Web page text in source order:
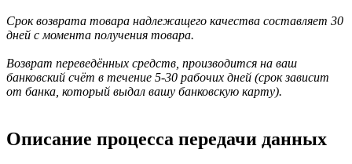
Срок возврата товара надлежащего качества составляет 30
дней с момента получения товара.
Возврат переведённых средств, производится на ваш
банковский счёт в течение 5-30 рабочих дней (срок зависит
от банка, который выдал вашу банковскую карту).
Описание процесса передачи данных